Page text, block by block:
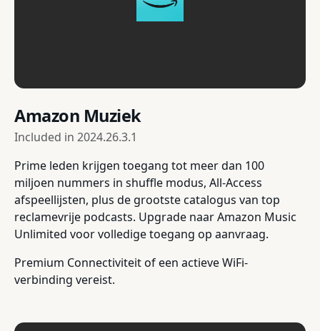
Amazon Muziek
Included in 2024.26.3.1
Prime leden krijgen toegang tot meer dan 100
miljoen nummers in shuffle modus, All-Access
afspeellijsten, plus de grootste catalogus van top
reclamevrije podcasts. Upgrade naar Amazon Music
Unlimited voor volledige toegang op aanvraag.
Premium Connectiviteit of een actieve WiFi-
verbinding vereist.